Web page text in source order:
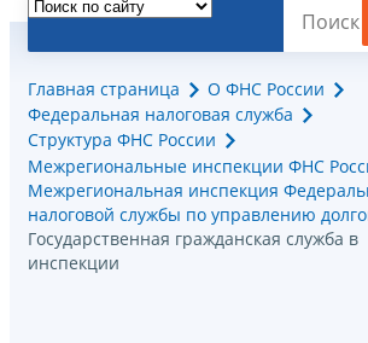
Главная страница
О ФНС России
Федеральная налоговая служба
Структура ФНС России
Межрегиональные инспекции ФНС
Межрегиональная инспекция
налоговой службы по управлению
Государственная гражданская служба в
инспекции